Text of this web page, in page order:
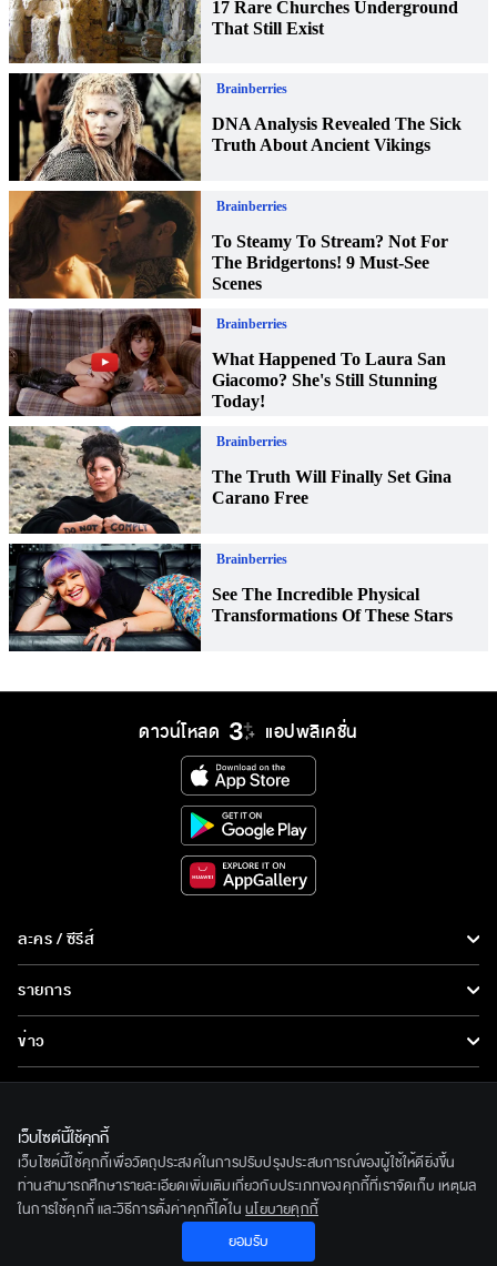
ดาวน์โหลด แอปพลิเคชั่น
ละคร / ซีรีส์
ซีรีส์นานาชาติ
การ์ตูน & เกม
รายการ
ข่าว
ข่าวประชาสัมพันธ์
ทีวีออนไลน์
เกี่ยวกับเรา
BEC World
รู้จักเรา
ติดตามเราได้ที่
© 2020 Bangkok Entertainment Co.,Ltd. All Rights Reserved.
เว็บไซต์นี้ใช้คุกกี้
เว็บไซต์นี้ใช้คุกกี้เพื่อวัตถุประสงค์ในการปรับปรุงประสบการณ์ของผู้ใช้ให้ดียิ่งขึ้น
ท่านสามารถศึกษารายละเอียดเพิ่มเติมเกี่ยวกับประเภทของคุกกี้ที่เราจัดเก็บ เหตุผล
ในการใช้คุกกี้ และวิธีการตั้งค่าคุกกี้ได้ใน นโยบายคุกกี้
ยอมรับ